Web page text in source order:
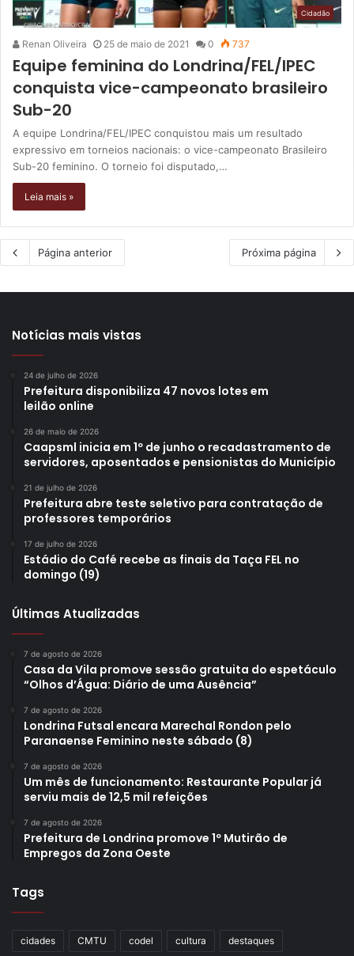
Cidadão
Renan Oliveira 25 de maio de 2021 0 737
Equipe feminina do Londrina/FEL/IPEC
conquista vice-campeonato brasileiro
Sub-20
A equipe Londrina/FEL/IPEC conquistou mais um resultado
expressivo em torneios nacionais: o vice-campeonato Brasileiro
Sub-20 feminino. O torneio foi disputado,…
Leia mais »
Página anterior Próxima página
Notícias mais vistas
24 de julho de 2026
Prefeitura disponibiliza 47 novos lotes em
leilão online
26 de maio de 2026
Caapsml inicia em 1º de junho o recadastramento de
servidores, aposentados e pensionistas do Município
21 de julho de 2026
Prefeitura abre teste seletivo para contratação de
professores temporários
17 de julho de 2026
Estádio do Café recebe as finais da Taça FEL no
domingo (19)
Últimas Atualizadas
7 de agosto de 2026
Casa da Vila promove sessão gratuita do espetáculo
“Olhos d’Água: Diário de uma Ausência”
7 de agosto de 2026
Londrina Futsal encara Marechal Rondon pelo
Paranaense Feminino neste sábado (8)
7 de agosto de 2026
Um mês de funcionamento: Restaurante Popular já
serviu mais de 12,5 mil refeições
7 de agosto de 2026
Prefeitura de Londrina promove 1º Mutirão de
Empregos da Zona Oeste
Tags
cidades CMTU codel cultura destaques